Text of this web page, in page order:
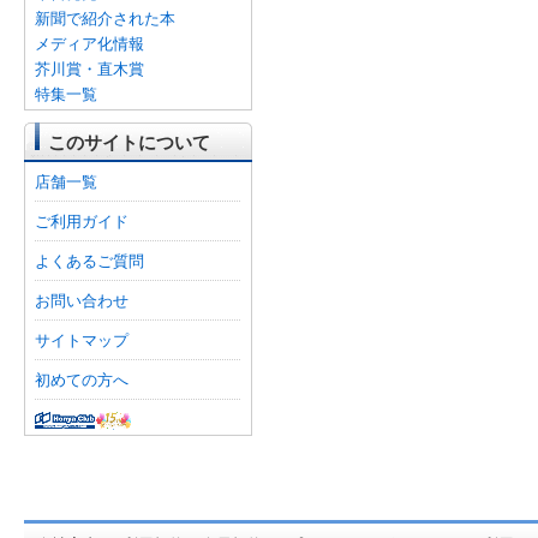
新聞で紹介された本
メディア化情報
芥川賞・直木賞
特集一覧
このサイトについて
店舗一覧
ご利用ガイド
よくあるご質問
お問い合わせ
サイトマップ
初めての方へ